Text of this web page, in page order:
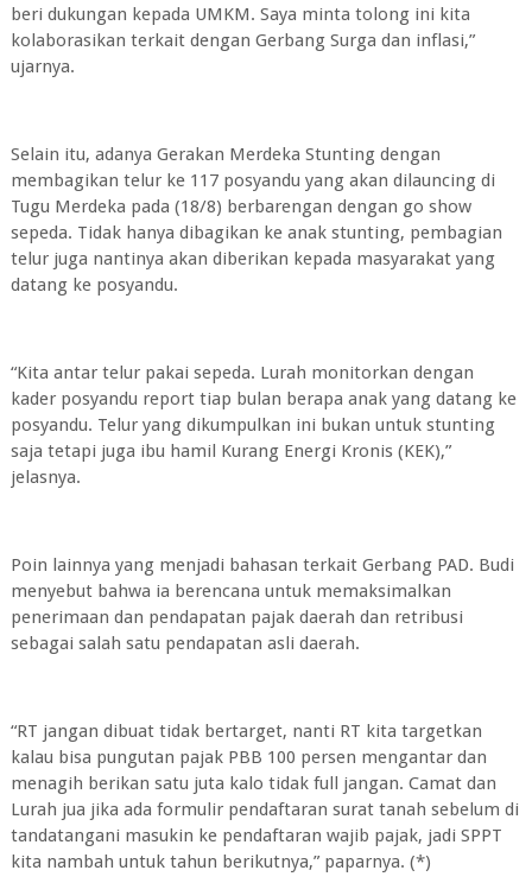
beri dukungan kepada UMKM. Saya minta tolong ini kita
kolaborasikan terkait dengan Gerbang Surga dan inflasi,”
ujarnya.
Selain itu, adanya Gerakan Merdeka Stunting dengan
membagikan telur ke 117 posyandu yang akan dilauncing di
Tugu Merdeka pada (18/8) berbarengan dengan go show
sepeda. Tidak hanya dibagikan ke anak stunting, pembagian
telur juga nantinya akan diberikan kepada masyarakat yang
datang ke posyandu.
“Kita antar telur pakai sepeda. Lurah monitorkan dengan
kader posyandu report tiap bulan berapa anak yang datang ke
posyandu. Telur yang dikumpulkan ini bukan untuk stunting
saja tetapi juga ibu hamil Kurang Energi Kronis (KEK),”
jelasnya.
Poin lainnya yang menjadi bahasan terkait Gerbang PAD. Budi
menyebut bahwa ia berencana untuk memaksimalkan
penerimaan dan pendapatan pajak daerah dan retribusi
sebagai salah satu pendapatan asli daerah.
“RT jangan dibuat tidak bertarget, nanti RT kita targetkan
kalau bisa pungutan pajak PBB 100 persen mengantar dan
menagih berikan satu juta kalo tidak full jangan. Camat dan
Lurah jua jika ada formulir pendaftaran surat tanah sebelum di
tandatangani masukin ke pendaftaran wajib pajak, jadi SPPT
kita nambah untuk tahun berikutnya,” paparnya. (*)